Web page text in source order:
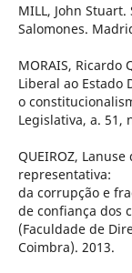
MILL, John
Salomones.
MORAIS, Ricardo
Liberal ao Estado
o
Legislativa, a. 51,
QUEIROZ,
representativa:
da corrupção e
de confiança dos
(Faculdade de
Coimbra). 2013.